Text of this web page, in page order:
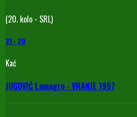
(20. kolo - SRL)
21 - 20
Kać
JUGOVIĆ Lamagro - VRANJE 1957